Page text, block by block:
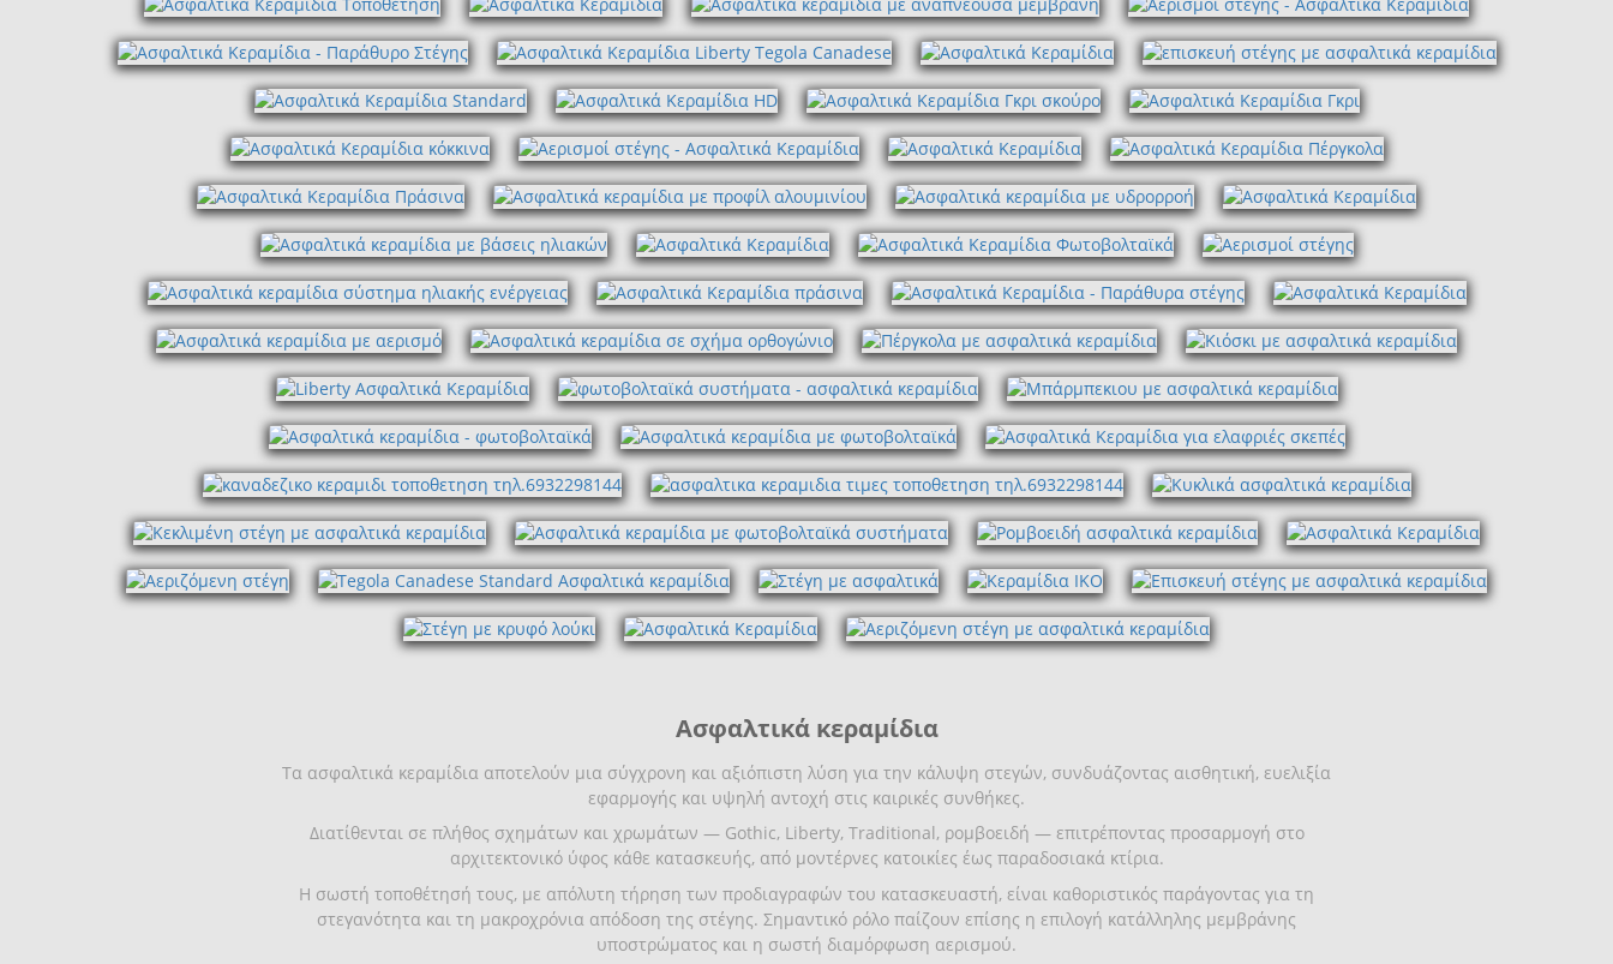
Ασφαλτικά κεραμίδια
Τα ασφαλτικά κεραμίδια αποτελούν μια σύγχρονη και αξιόπιστη λύση για την κάλυψη στεγών, συνδυάζοντας αισθητική, ευελιξία
εφαρμογής και υψηλή αντοχή στις καιρικές συνθήκες.
Διατίθενται σε πλήθος σχημάτων και χρωμάτων — Gothic, Liberty, Traditional, ρομβοειδή — επιτρέποντας προσαρμογή στο
αρχιτεκτονικό ύφος κάθε κατασκευής, από μοντέρνες κατοικίες έως παραδοσιακά κτίρια.
Η σωστή τοποθέτησή τους, με απόλυτη τήρηση των προδιαγραφών του κατασκευαστή, είναι καθοριστικός παράγοντας για τη
στεγανότητα και τη μακροχρόνια απόδοση της στέγης. Σημαντικό ρόλο παίζουν επίσης η επιλογή κατάλληλης μεμβράνης
υποστρώματος και η σωστή διαμόρφωση αερισμού.